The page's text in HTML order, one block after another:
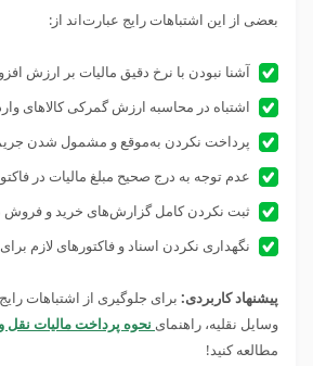
بعضی از این اشتباهات رایج عبارت‌اند از:
آشنا نبودن با نرخ دقیق مالیات بر ارزش
اشتباه در محاسبه ارزش گمرکی کالاهای
پرداخت نکردن به‌موقع و مشمول شدن
عدم توجه به درج صحیح مبلغ مالیات در
ثبت نکردن کامل گزارش‌های خرید و فروش
نگهداری نکردن اسناد و فاکتورهای لازم
پیشنهاد کاربردی: برای جلوگیری از اشتباهات
وسایل نقلیه، راهنمای نحوه پرداخت مالیات نقل
مطالعه کنید!